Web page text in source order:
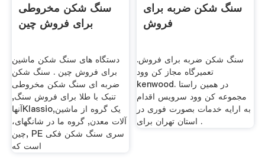
سنگ شکن مخروطی
برای فروش چین
دستگاه های سنگ شکن ماشین
برای فروش چین . سنگ شکن
ضربه ای سنگ شکن مخروطی
تنبک با طلا برای فروش سنگ,
آنهاKlassio,یک گروه از ماشین
آلات معدن, گروه ما در شانگهای،
چین, PE سری سنگ شکن فکی
است که
سنگ شکن ضربه برای
فروش
سنگ شکن ضربه برای فروش.
تعمیرگاه مجاز کن وود
kenwood. در همین راستا
مجموعه کن وود سرویس اقدام
به ارایه خدمات بصورت فوری در
استان تهران برای .